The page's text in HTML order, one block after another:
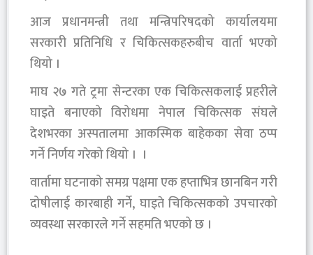
आज प्रधानमन्त्री तथा मन्त्रिपरिषदको कार्यालयमा
सरकारी प्रतिनिधि र चिकित्सकहरुबीच वार्ता भएको
थियो ।
माघ २७ गते ट्रमा सेन्टरका एक चिकित्सकलाई प्रहरीले
घाइते बनाएको विरोधमा नेपाल चिकित्सक संघले
देशभरका अस्पतालमा आकस्मिक बाहेकका सेवा ठप्प
गर्ने निर्णय गरेको थियो । ।
वार्तामा घटनाको समग्र पक्षमा एक हप्ताभित्र छानबिन गरी
दोषीलाई कारबाही गर्ने, घाइते चिकित्सकको उपचारको
व्यवस्था सरकारले गर्ने सहमति भएको छ ।